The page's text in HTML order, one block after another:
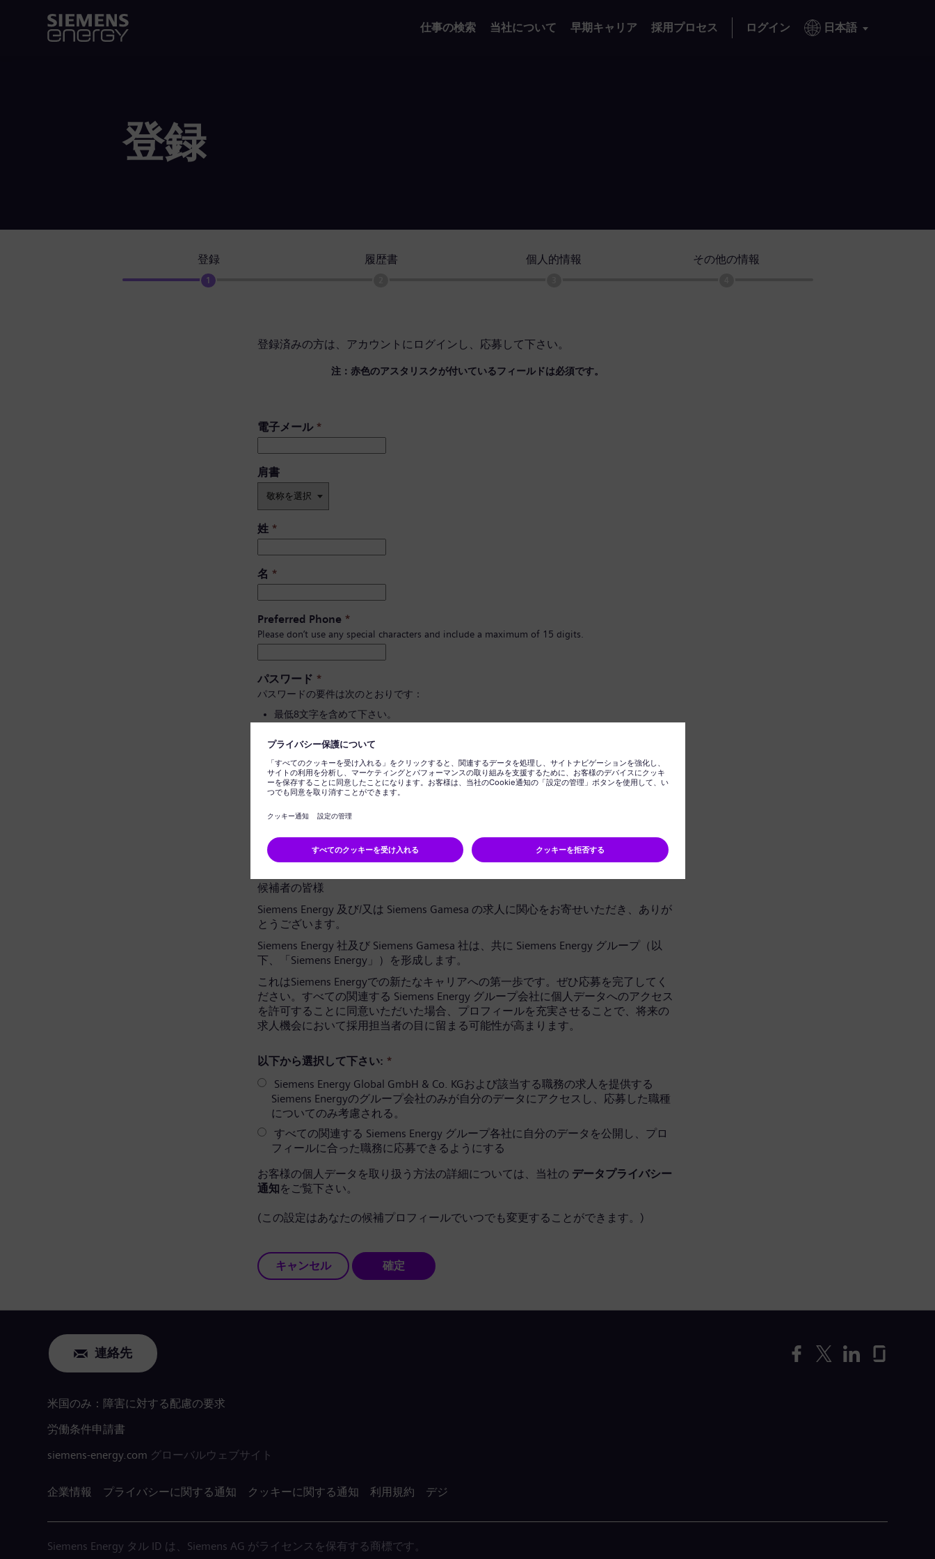
仕事の検索 当社について 早期キャリア 採用プロセス ログイン 日本語
登録
登録
1
履歴書 個人的情報 その他の情報
登録済みの方は、 アカウントにログイン し、応募して下さい。
注：赤色のアスタリスクが付いているフィールドは必須です。
電子メール*
肩書 ​
姓 *
名 *
Preferred Phone *
Please don’t use any special characters and include a maximum of 15 digits.
パスワード *
パスワードの要件は次のとおりです：
最低8文字を含めて下さい。
個人情報を含めないで下さい。
一般的に使用される言葉を含めないで下さい。
パスワードの確定*
データプライバシー通知
候補者の皆様
Siemens Energy 及び/又は Siemens Gamesa の求人に関心をお寄せいただき、ありが
とうございます。
Siemens Energy 社及び Siemens Gamesa 社は、共に Siemens Energy グループ（以
下、「Siemens Energy」）を形成します。
これはSiemens Energyでの新たなキャリアへの第一歩です。ぜひ応募を完了してく
ださい。すべての関連する Siemens Energy グループ会社に個人データへのアクセス
を許可することに同意いただいた場合、プロフィールを充実させることで、将来の
求人機会において採用担当者の目に留まる可能性が高まります。
以下から選択して下さい: *
Siemens Energy Global GmbH & Co. KGおよび該当する職務の求人を提供する
Siemens Energyのグループ会社のみが自分のデータにアクセスし、応募した職種
についてのみ考慮される。
すべての関連する Siemens Energy グループ各社に自分のデータを公開し、プロ
フィールに合った職務に応募できるようにする
お客様の個人データを取り扱う方法の詳細については、当社の データプライバシー
通知をご覧下さい。
(この設定はあなたの候補プロフィールでいつでも変更することができます。)
キャンセル 確定
連絡先
米国のみ：障害に対する配慮の要求
労働条件申請書
siemens-energy.com グローバルウェブサイト
企業情報 プライバシーに関する通知 クッキーに関する通知 利用規約 デジ
Siemens Energy タル ID は、Siemens AG がライセンスを保有する商標です。